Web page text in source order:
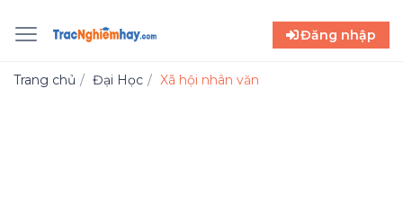
Đăng nhập
Trang chủ Đại Học Xã hội nhân văn